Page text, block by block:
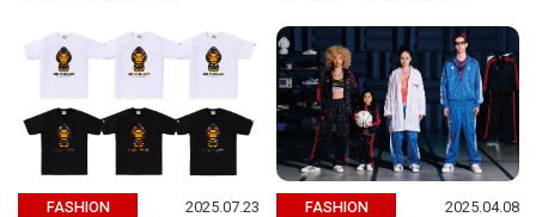
FASHION 2025.07.23 FASHION 2025.04.08